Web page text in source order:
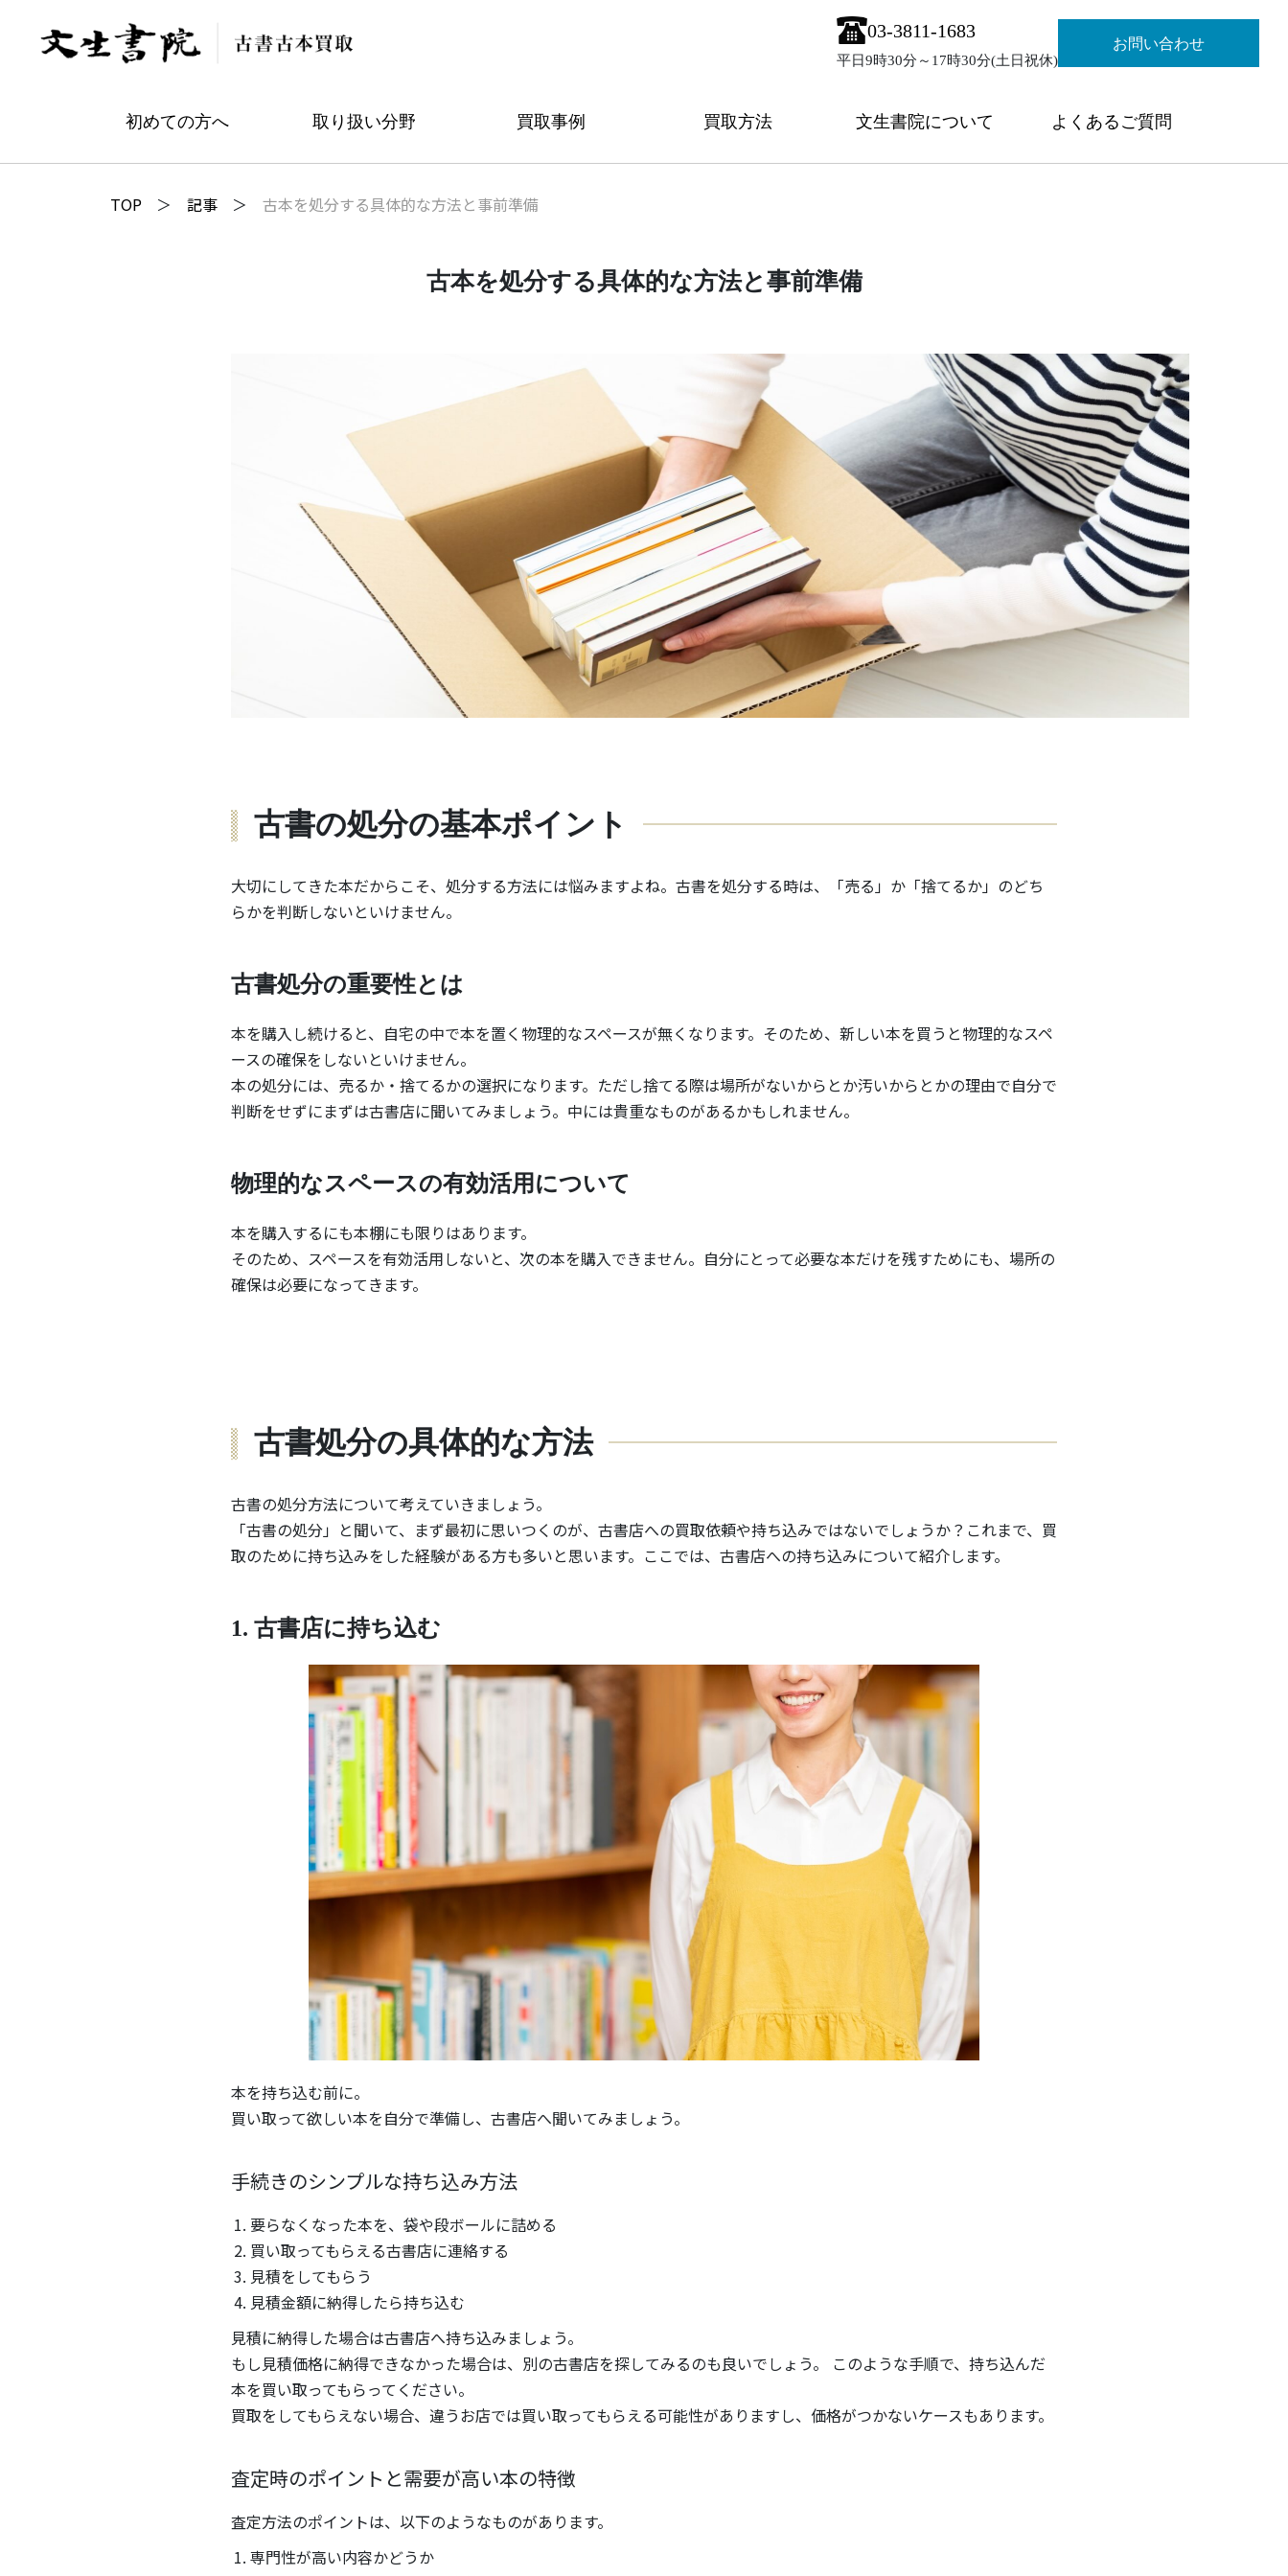
03-3811-1683
平日9時30分～17時30分(土日祝休)
お問い合わせ
初めての方へ 取り扱い分野 買取事例 買取方法 文生書院について よくあるご質問
TOP 記事 古本を処分する具体的な方法と事前準備
古本を処分する具体的な方法と事前準備
古書の処分の基本ポイント
大切にしてきた本だからこそ、処分する方法には悩みますよね。古書を処分する時は、「売る」か「捨てるか」のどち
らかを判断しないといけません。
古書処分の重要性とは
本を購入し続けると、自宅の中で本を置く物理的なスペースが無くなります。そのため、新しい本を買うと物理的なスペ
ースの確保をしないといけません。
本の処分には、売るか・捨てるかの選択になります。ただし捨てる際は場所がないからとか汚いからとかの理由で自分で
判断をせずにまずは古書店に聞いてみましょう。中には貴重なものがあるかもしれません。
物理的なスペースの有効活用について
本を購入するにも本棚にも限りはあります。
そのため、スペースを有効活用しないと、次の本を購入できません。自分にとって必要な本だけを残すためにも、場所の
確保は必要になってきます。
古書処分の具体的な方法
古書の処分方法について考えていきましょう。
「古書の処分」と聞いて、まず最初に思いつくのが、古書店への買取依頼や持ち込みではないでしょうか？これまで、買
取のために持ち込みをした経験がある方も多いと思います。ここでは、古書店への持ち込みについて紹介します。
1. 古書店に持ち込む
本を持ち込む前に。
買い取って欲しい本を自分で準備し、古書店へ聞いてみましょう。
手続きのシンプルな持ち込み方法
要らなくなった本を、袋や段ボールに詰める
買い取ってもらえる古書店に連絡する
見積をしてもらう
見積金額に納得したら持ち込む
見積に納得した場合は古書店へ持ち込みましょう。
もし見積価格に納得できなかった場合は、別の古書店を探してみるのも良いでしょう。 このような手順で、持ち込んだ
本を買い取ってもらってください。
買取をしてもらえない場合、違うお店では買い取ってもらえる可能性がありますし、価格がつかないケースもあります。
査定時のポイントと需要が高い本の特徴
査定方法のポイントは、以下のようなものがあります。
専門性が高い内容かどうか